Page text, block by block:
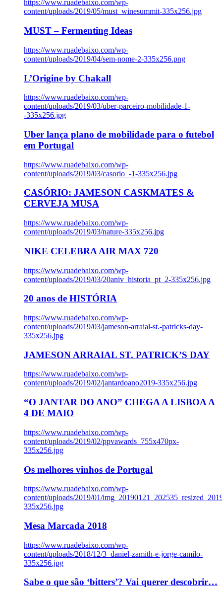
https://www.ruadebaixo.com/wp-
content/uploads/2019/05/must_winesummit-335x256.jpg
MUST – Fermenting Ideas
https://www.ruadebaixo.com/wp-
content/uploads/2019/04/sem-nome-2-335x256.png
L’Origine by Chakall
https://www.ruadebaixo.com/wp-
content/uploads/2019/03/uber-parceiro-mobilidade-1-
-335x256.jpg
Uber lança plano de mobilidade para o futebol
em Portugal
https://www.ruadebaixo.com/wp-
content/uploads/2019/03/casorio_-1-335x256.jpg
CASÓRIO: JAMESON CASKMATES &
CERVEJA MUSA
https://www.ruadebaixo.com/wp-
content/uploads/2019/03/nature-335x256.jpg
NIKE CELEBRA AIR MAX 720
https://www.ruadebaixo.com/wp-
content/uploads/2019/03/20aniv_historia_pt_2-335x256.jpg
20 anos de HISTÓRIA
https://www.ruadebaixo.com/wp-
content/uploads/2019/03/jameson-arraial-st.-patricks-day-
335x256.jpg
JAMESON ARRAIAL ST. PATRICK’S DAY
https://www.ruadebaixo.com/wp-
content/uploads/2019/02/jantardoano2019-335x256.jpg
“O JANTAR DO ANO” CHEGA A LISBOA A
4 DE MAIO
https://www.ruadebaixo.com/wp-
content/uploads/2019/02/ppvawards_755x470px-
335x256.jpg
Os melhores vinhos de Portugal
https://www.ruadebaixo.com/wp-
content/uploads/2019/01/
335x256.jpg
Mesa Marcada 2018
https://www.ruadebaixo.com/wp-
content/uploads/2018/12/3_daniel-zamith-e-jorge-camilo-
335x256.jpg
Sabe o que são ‘bitters’? Vai querer descobrir…